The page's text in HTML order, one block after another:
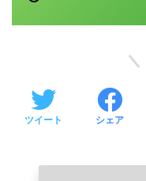
ツイート シェア